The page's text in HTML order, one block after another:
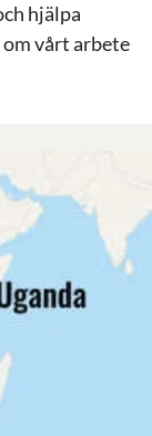
hjälpa
om vårt arbete